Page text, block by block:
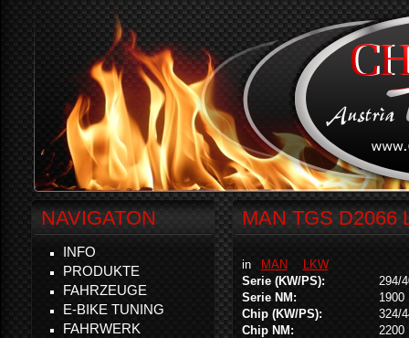
MAN TGS D2066
in MAN
LKW
Serie (KW/PS):
294/
Serie NM:
1900
Chip (KW/PS):
324/
Chip NM:
2200
NAVIGATON
INFO
PRODUKTE
FAHRZEUGE
E-BIKE TUNING
FAHRWERK